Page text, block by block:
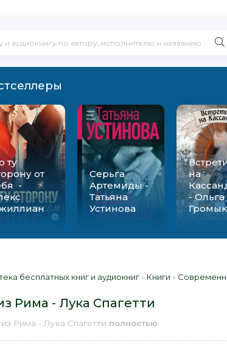
ту
от
-
Серьга
Артемиды -
Татьяна
Устинова
на
- Ольга
бесплатных книг и аудиокниг » Книги »
Рима - Лука Спагетти
из Рима - Лука Спагетти полностью